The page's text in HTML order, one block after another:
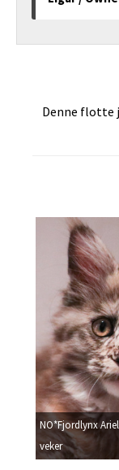
Denne flotte
NO*Fjordlynx
veker